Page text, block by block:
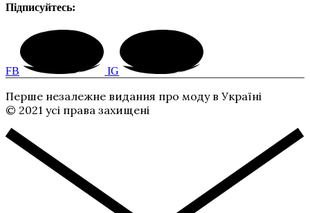
Підписуйтесь:
FB IG
Перше незалежне видання про моду в Україні
© 2021 усі права захищені